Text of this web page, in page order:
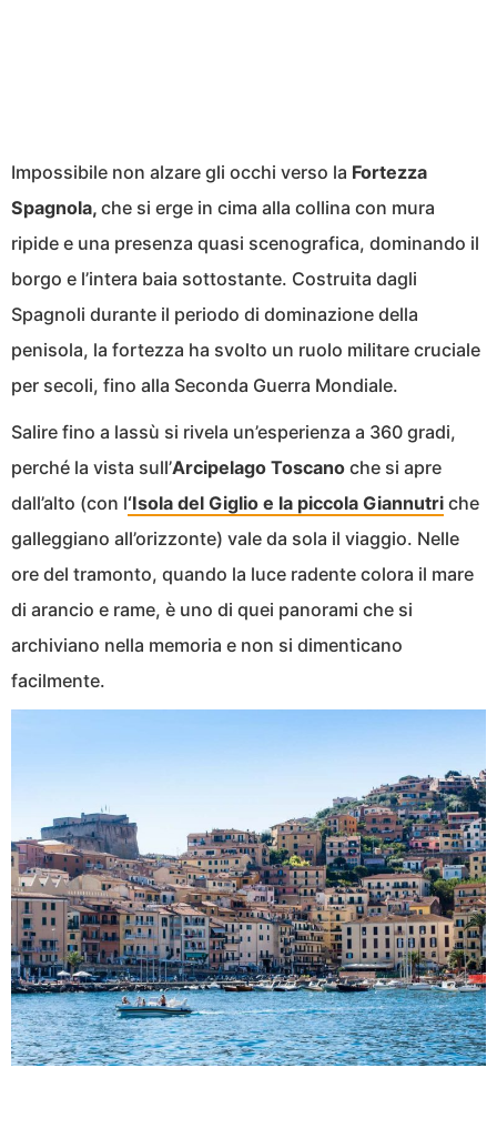
Impossibile non alzare gli occhi verso la Fortezza
Spagnola, che si erge in cima alla collina con mura
ripide e una presenza quasi scenografica, dominando il
borgo e l’intera baia sottostante. Costruita dagli
Spagnoli durante il periodo di dominazione della
penisola, la fortezza ha svolto un ruolo militare cruciale
per secoli, fino alla Seconda Guerra Mondiale.
Salire fino a lassù si rivela un’esperienza a 360 gradi,
perché la vista sull’Arcipelago Toscano che si apre
dall’alto (con l‘Isola del Giglio e la piccola Giannutri che
galleggiano all’orizzonte) vale da sola il viaggio. Nelle
ore del tramonto, quando la luce radente colora il mare
di arancio e rame, è uno di quei panorami che si
archiviano nella memoria e non si dimenticano
facilmente.